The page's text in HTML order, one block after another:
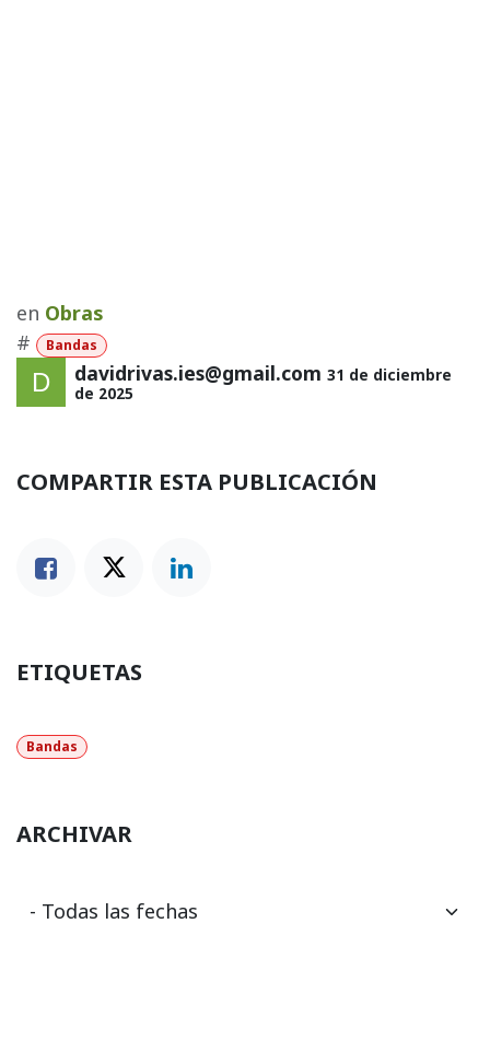
en Obras
#
Bandas
davidrivas.ies@gmail.com 31 de diciembre
de 2025
COMPARTIR ESTA PUBLICACIÓN
ETIQUETAS
Bandas
ARCHIVAR